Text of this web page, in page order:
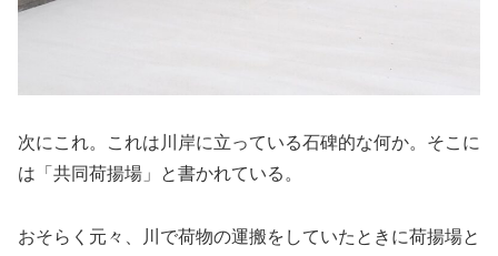
次にこれ。これは川岸に立っている石碑的な何か。そこに
は「共同荷揚場」と書かれている。
おそらく元々、川で荷物の運搬をしていたときに荷揚場と